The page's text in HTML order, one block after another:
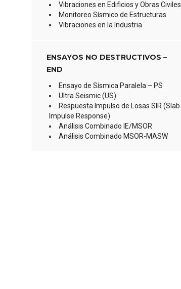
Vibraciones en Edificios y Obras Civiles
Monitoreo Sísmico de Estructuras
Vibraciones en la Industria
ENSAYOS NO DESTRUCTIVOS –
END
Ensayo de Sísmica Paralela – PS
Ultra Seismic (US)
Respuesta Impulso de Losas SIR (Slab
Impulse Response)
Análisis Combinado IE/MSOR
Análisis Combinado MSOR-MASW